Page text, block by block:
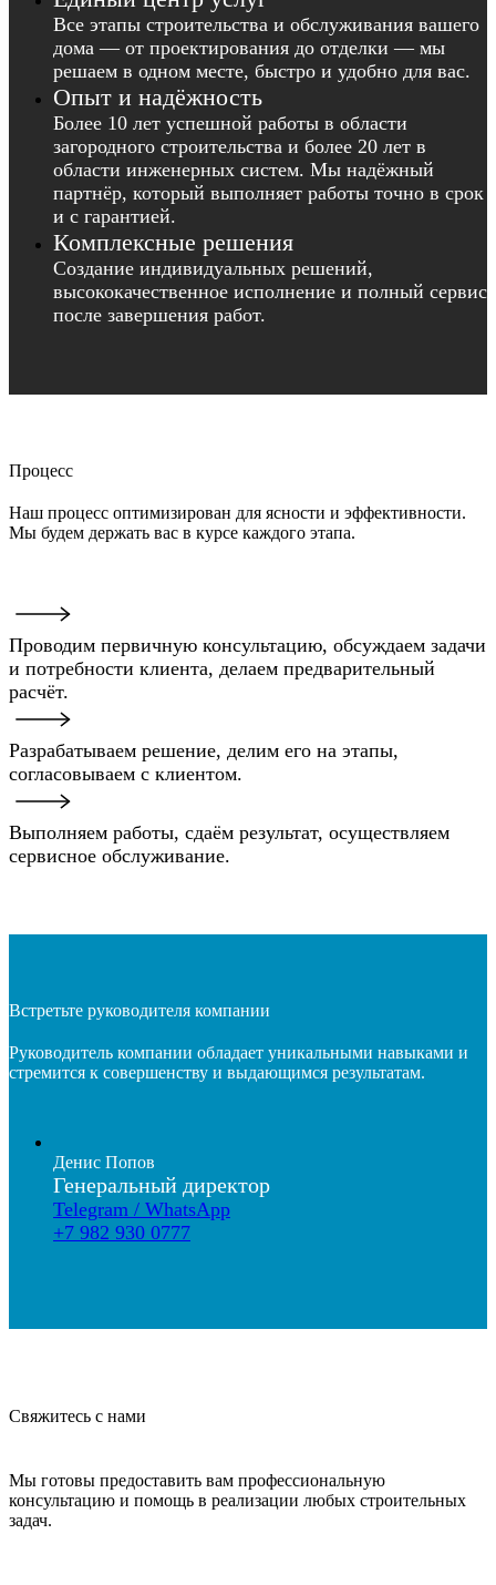
Все этапы строительства и обслуживания вашего
дома — от проектирования до отделки — мы
решаем в одном месте, быстро и удобно для вас.
Опыт и надёжность
Более 10 лет успешной работы в области
загородного строительства и более 20 лет в
области инженерных систем. Мы надёжный
партнёр, который выполняет работы точно в срок
и с гарантией.
Комплексные решения
Создание индивидуальных решений,
высококачественное исполнение и полный сервис
после завершения работ.
Процесс
Наш процесс оптимизирован для ясности и эффективности.
Мы будем держать вас в курсе каждого этапа.
Проводим первичную консультацию, обсуждаем задачи
и потребности клиента, делаем предварительный
расчёт.
Разрабатываем решение, делим его на этапы,
согласовываем с клиентом.
Выполняем работы, сдаём результат, осуществляем
сервисное обслуживание.
Встретьте руководителя компании
Руководитель компании обладает уникальными навыками и
стремится к совершенству и выдающимся результатам.
Денис Попов
Генеральный директор
Telegram / WhatsApp
+7 982 930 0777
Свяжитесь с нами
Мы готовы предоставить вам профессиональную
консультацию и помощь в реализации любых строительных
задач.